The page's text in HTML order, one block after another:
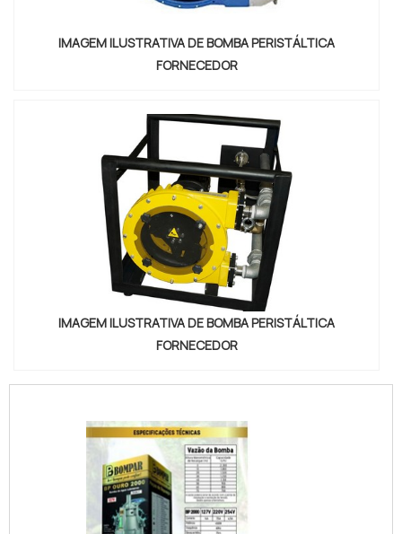
IMAGEM ILUSTRATIVA DE BOMBA PERISTÁLTICA
FORNECEDOR
IMAGEM ILUSTRATIVA DE BOMBA PERISTÁLTICA
FORNECEDOR